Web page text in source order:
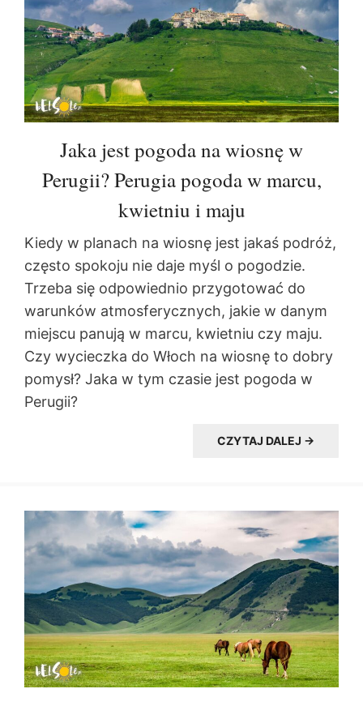
Jaka jest pogoda na wiosnę w
Perugii? Perugia pogoda w marcu,
kwietniu i maju
Kiedy w planach na wiosnę jest jakaś podróż,
często spokoju nie daje myśl o pogodzie.
Trzeba się odpowiednio przygotować do
warunków atmosferycznych, jakie w danym
miejscu panują w marcu, kwietniu czy maju.
Czy wycieczka do Włoch na wiosnę to dobry
pomysł? Jaka w tym czasie jest pogoda w
Perugii?
CZYTAJ DALEJ →